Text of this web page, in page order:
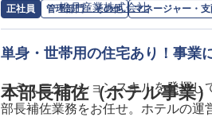
正社員 管理部門・その他 マネージャー・支
本部長補佐（ホテル事業
求人情報：松月産業株式会社のマネージ
単身・世帯用の住宅あり！事業
コミュニケーションスキルを発揮
部長補佐業務をお任せ。ホテルの